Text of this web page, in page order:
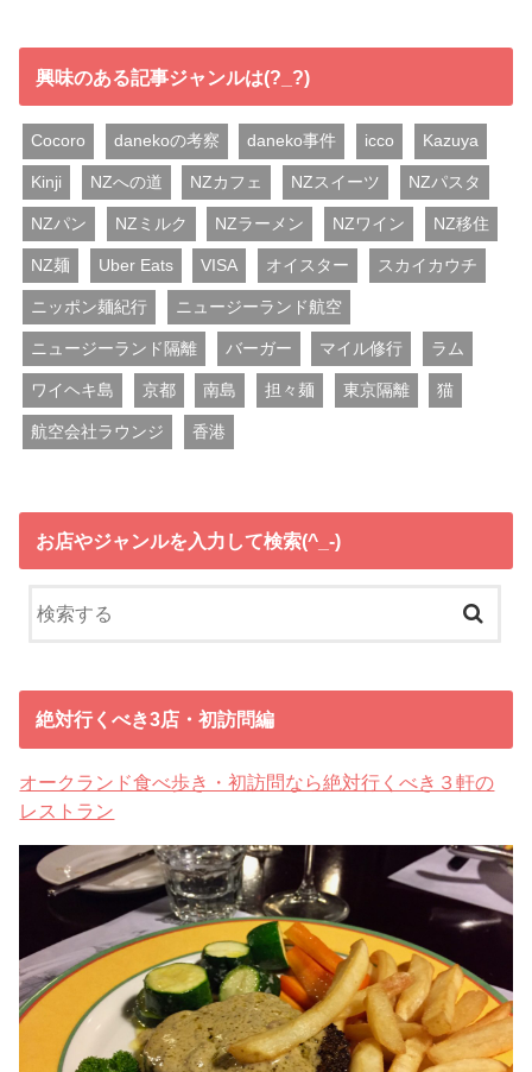
興味のある記事ジャンルは(?_?)
Cocoro danekoの考察 daneko事件 icco Kazuya
Kinji NZへの道 NZカフェ NZスイーツ NZパスタ
NZパン NZミルク NZラーメン NZワイン NZ移住
NZ麺 Uber Eats VISA オイスター スカイカウチ
ニッポン麺紀行 ニュージーランド航空
ニュージーランド隔離 バーガー マイル修行 ラム
ワイヘキ島 京都 南島 担々麺 東京隔離 猫
航空会社ラウンジ 香港
お店やジャンルを入力して検索(^_-)
絶対行くべき3店・初訪問編
オークランド食べ歩き・初訪問なら絶対行くべき３軒の
レストラン